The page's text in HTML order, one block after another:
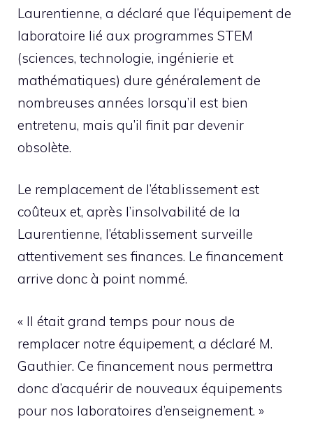
Laurentienne, a déclaré que l’équipement de
laboratoire lié aux programmes STEM
(sciences, technologie, ingénierie et
mathématiques) dure généralement de
nombreuses années lorsqu’il est bien
entretenu, mais qu’il finit par devenir
obsolète.
Le remplacement de l’établissement est
coûteux et, après l’insolvabilité de la
Laurentienne, l’établissement surveille
attentivement ses finances. Le financement
arrive donc à point nommé.
« Il était grand temps pour nous de
remplacer notre équipement, a déclaré M.
Gauthier. Ce financement nous permettra
donc d’acquérir de nouveaux équipements
pour nos laboratoires d’enseignement. »